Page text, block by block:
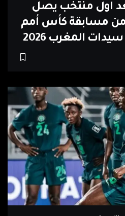
اول منتخب يصل
من مسابقة كأس أمم
المغرب 2026